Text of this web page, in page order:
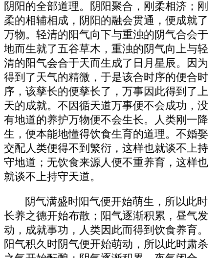
阴阳的全部道理。阴阳聚合，刚柔相济；刚
柔的相辅相成，阴阳的融会贯通，便成就了
万物。轻清的阳气向下与重浊的阴气合会于
地而生就了五谷草木，重浊的阴气向上与轻
清的阳气会合于天而生成了日月星辰。因为
得到了天气的精微，于是该合时序的便合时
序，该孳长的便孳长了，万事因此得到了上
天的成就。不因循天道万事便不会成功，没
有地道的养护万物便不会生长。人类刚一降
生，便本能地懂得饮食生育的道理。不婚娶
交配人类便得不到繁衍，这样也就谈不上持
守地道；无饮食来源人便不重养育，这样也
就谈不上持守天道。
阴气满盛时阳气便开始萌生，所以此时
长养之德开始布散；阳气逐渐积累，昼气发
动，成就事功，人类因此而得到饮食养育。
阳气积久时阴气便开始萌动，所以此时肃杀